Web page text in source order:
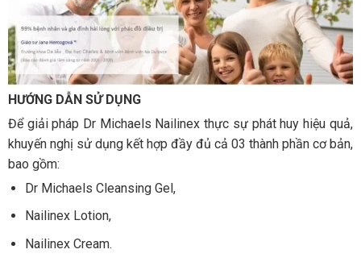
HƯỚNG DẪN SỬ DỤNG
Để giải pháp Dr Michaels Nailinex thực sự phát huy hiệu quả,
khuyến nghị sử dụng kết hợp đầy đủ cả 03 thành phần cơ bản,
bao gồm:
Dr Michaels Cleansing Gel,
Nailinex Lotion,
Nailinex Cream.